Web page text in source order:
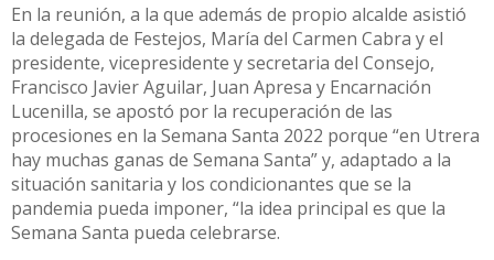
En la reunión, a la que además de propio alcalde asistió
la delegada de Festejos, María del Carmen Cabra y el
presidente, vicepresidente y secretaria del Consejo,
Francisco Javier Aguilar, Juan Apresa y Encarnación
Lucenilla, se apostó por la recuperación de las
procesiones en la Semana Santa 2022 porque “en Utrera
hay muchas ganas de Semana Santa” y, adaptado a la
situación sanitaria y los condicionantes que se la
pandemia pueda imponer, “la idea principal es que la
Semana Santa pueda celebrarse.